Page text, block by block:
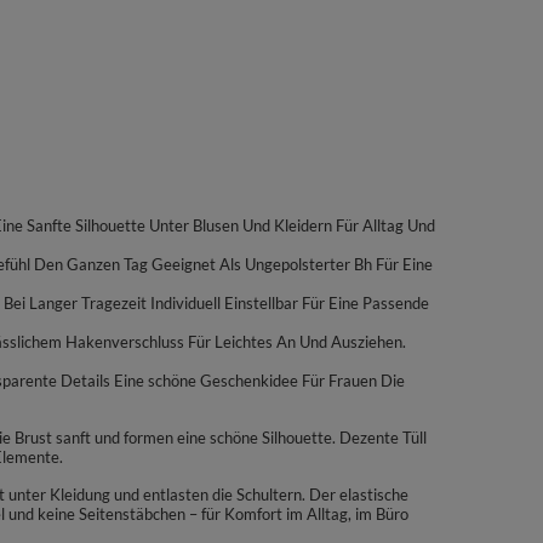
Sanfte Silhouette Unter Blusen Und Kleidern Für Alltag Und
Den Ganzen Tag Geeignet Als Ungepolsterter Bh Für Eine
Langer Tragezeit Individuell Einstellbar Für Eine Passende
Hakenverschluss Für Leichtes An Und Ausziehen.
Details Eine schöne Geschenkidee Für Frauen Die
sanft und formen eine schöne Silhouette. Dezente Tüll
Kleidung und entlasten die Schultern. Der elastische
und keine Seitenstäbchen – für Komfort im Alltag, im Büro